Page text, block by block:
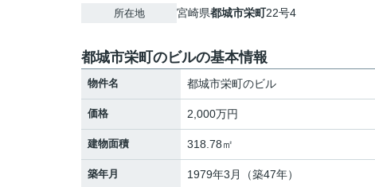
所在地 宮崎県都城市栄町22号4
都城市栄町のビルの基本情報
物件名 都城市栄町のビル
価格 2,000万円
建物面積 318.78㎡
築年月 1979年3月（築47年）